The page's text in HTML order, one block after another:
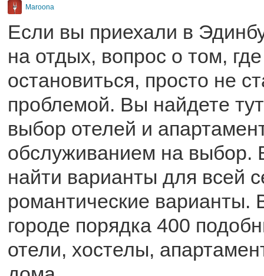
Maroona
Если вы приехали в
на отдых, вопрос о том,
остановиться, просто не
проблемой. Вы найдете
выбор отелей и
обслуживанием на выбор.
найти варианты для всей
романтические варианты.
городе порядка 400
отели, хостелы,